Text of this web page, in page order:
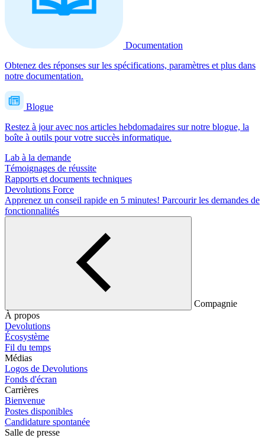
Documentation
Obtenez des réponses sur les spécifications, paramètres et plus dans
notre documentation.
Blogue
Restez à jour avec nos articles hebdomadaires sur notre blogue, la
boîte à outils pour votre succès informatique.
Lab à la demande
Témoignages de réussite
Rapports et documents techniques
Devolutions Force
Apprenez un conseil rapide en 5 minutes! Parcourir les demandes de
fonctionnalités
Compagnie
À propos
Devolutions
Écosystème
Fil du temps
Médias
Logos de Devolutions
Fonds d'écran
Carrières
Bienvenue
Postes disponibles
Candidature spontanée
Salle de presse